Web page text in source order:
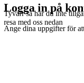
Tyvärr så har du inte
resa med oss nedan
Logga in på
Ange dina uppgifter för